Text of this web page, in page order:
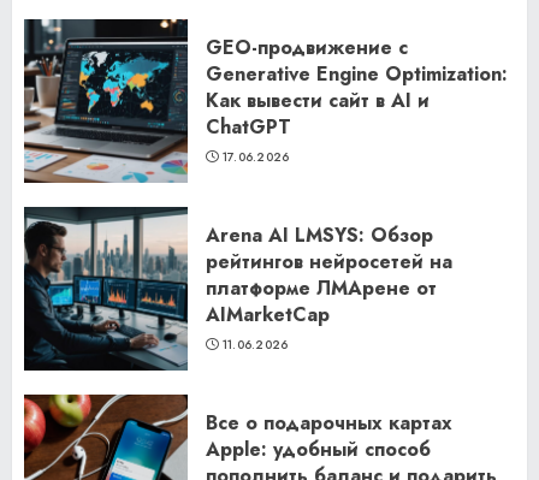
GEO-продвижение с
Generative Engine Optimization:
Как вывести сайт в AI и
ChatGPT
17.06.2026
Arena AI LMSYS: Обзор
рейтингов нейросетей на
платформе ЛМАрене от
AIMarketCap
11.06.2026
Все о подарочных картах
Apple: удобный способ